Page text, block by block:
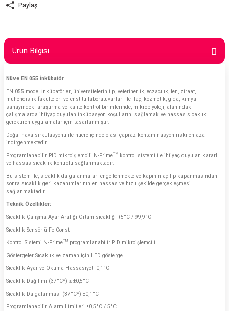
Paylaş
Ürün Bilgisi
Nüve EN 055 İnkübatör
EN 055 model İnkübatörler, üniversitelerin tıp, veterinerlik, eczacılık, fen, ziraat,
mühendislik fakülteleri ve enstitü laboratuvarları ile ilaç, kozmetik, gıda, kimya
sanayindeki araştırma ve kalite kontrol birimlerinde, mikrobiyoloji, alanındaki
çalışmalarda ihtiyaç duyulan inkübasyon koşullarını sağlamak ve hassas sıcaklık
gerektiren uygulamalar için tasarlanmıştır.
Doğal hava sirkülasyonu ile hücre içinde olası çapraz kontaminasyon riski en aza
indirgenmektedir.
Programlanabilir PID mikroişlemcili N-Prime™ kontrol sistemi ile ihtiyaç duyulan kararlı
ve hassas sıcaklık kontrolü sağlanmaktadır.
Bu sistem ile, sıcaklık dalgalanmaları engellenmekte ve kapının açılıp kapanmasından
sonra sıcaklık geri kazanımlarının en hassas ve hızlı şekilde gerçekleşmesi
sağlanmaktadır.
Teknik Özellikler:
Sıcaklık Çalışma Ayar Aralığı Ortam sıcaklığı +5°C / 99,9°C
Sıcaklık Sensörlü Fe-Const
Kontrol Sistemi N-Prime™ programlanabilir PID mikroişlemcili
Göstergeler Sıcaklık ve zaman için LED gösterge
Sıcaklık Ayar ve Okuma Hassasiyeti 0,1°C
Sıcaklık Dağılımı (37°C*) ≤ ±0,5°C
Sıcaklık Dalgalanması (37°C*) ±0,1°C
Programlanabilir Alarm Limitleri ±0,5°C / 5°C